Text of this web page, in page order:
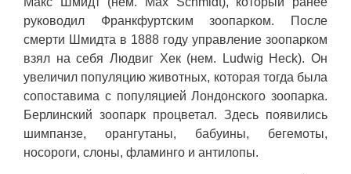
руководил Франкфуртским зоопарком. После
смерти Шмидта в 1888 году управление зоопарком
взял на себя Людвиг Хек (нем. Ludwig Heck). Он
увеличил популяцию животных, которая тогда была
сопоставима с популяцией Лондонского зоопарка.
Берлинский зоопарк процветал. Здесь появились
шимпанзе, орангутаны, бабуины, бегемоты,
носороги, слоны, фламинго и антилопы.